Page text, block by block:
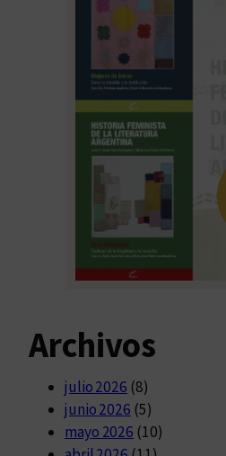
Archivos
julio 2026 (8)
junio 2026 (5)
mayo 2026 (10)